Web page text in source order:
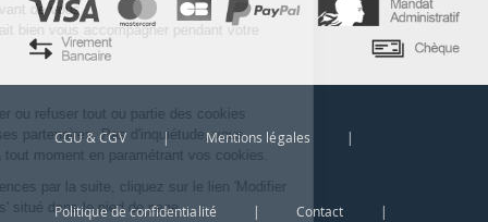
ce site vous intéresse avant de vous
déranger, mais on aimerait bien vous accompagner pendant votre
visite...
C'est OK pour vous ?
Ici, vous pouvez accepter ou refuser tout ou partie des cookies
déposés par Fulfiller et ses partenaires. Pas d'inquiétude, vous
pourrez changer d'avis à tout moment en paramétrant vos cookies.
Pour modifier vos préférences par la suite, cliquez sur le lien 'Modifier
mes préférences cookies' situé dans le pied de page.
CGU & CGV | Mentions légales |
Politique de confidentialité | Contact |